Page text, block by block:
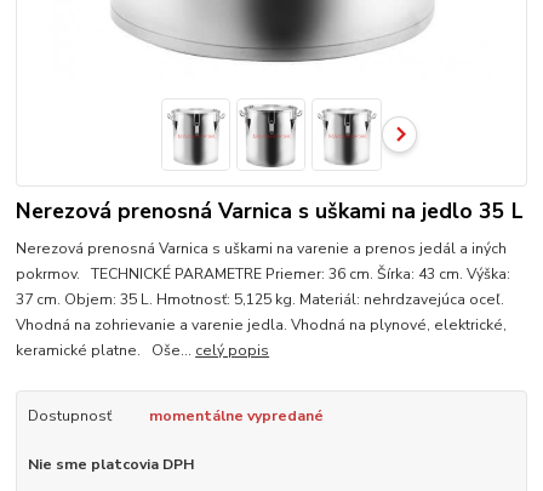
Nerezová prenosná Varnica s uškami na jedlo 35 L
Nerezová prenosná Varnica s uškami na varenie a prenos jedál a iných
pokrmov. TECHNICKÉ PARAMETRE Priemer: 36 cm. Šírka: 43 cm. Výška:
37 cm. Objem: 35 L. Hmotnosť: 5,125 kg. Materiál: nehrdzavejúca oceľ.
Vhodná na zohrievanie a varenie jedla. Vhodná na plynové, elektrické,
keramické platne. Oše... celý popis
Dostupnosť momentálne vypredané
Nie sme platcovia DPH